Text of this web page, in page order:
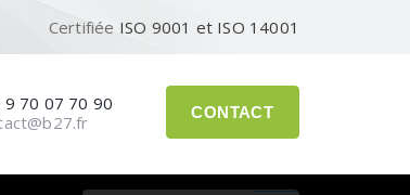
Certifiée ISO 9001 et ISO 14001
CONTACT
9 70 07 70 90